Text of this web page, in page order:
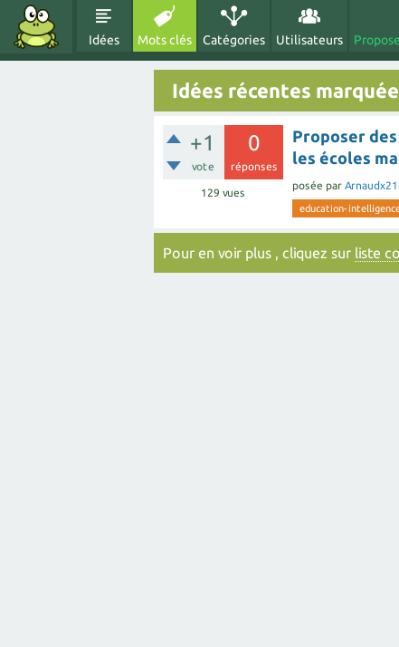
Idées Mots clés Catégories Utilisateurs
Idées récentes
+1
vote
0
réponses
129 vues
Proposer
les écoles
posée par
education-
Pour en voir plus , cliquez sur liste